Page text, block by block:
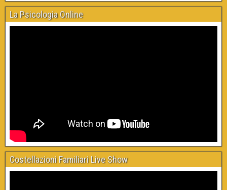
La Psicologia Online
Costellazioni Familiari Live Show